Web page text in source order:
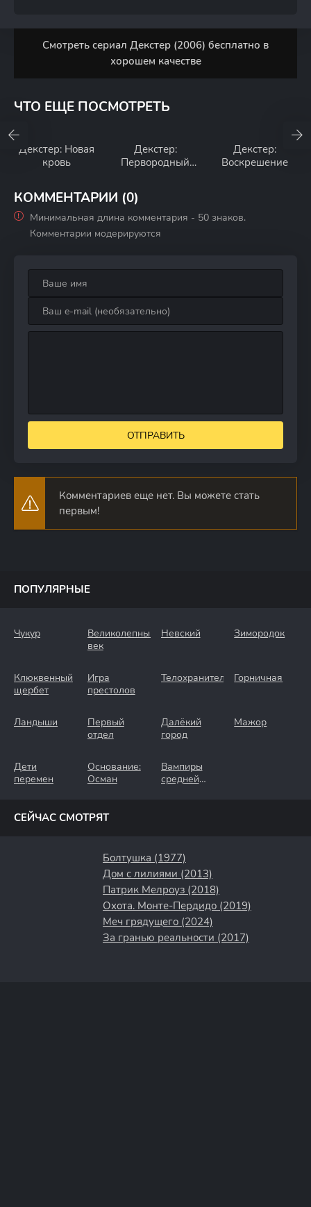
Смотреть сериал Декстер (2006) бесплатно в
хорошем качестве
ЧТО ЕЩЕ ПОСМОТРЕТЬ
Декстер: Новая
кровь
Декстер:
Первородный
Декстер:
Воскрешение
КОММЕНТАРИИ (0)
Минимальная длина комментария - 50 знаков.
Комментарии модерируются
ОТПРАВИТЬ
Комментариев еще нет. Вы можете стать
первым!
ПОПУЛЯРНЫЕ
Чукур
Великолепный
век
Невский Зимородок
Клюквенный
щербет
Игра
престолов
Телохранители Горничная
Ландыши
Первый
отдел
Далёкий
город
Мажор
Дети
перемен
Основание:
Осман
Вампиры
средней
СЕЙЧАС СМОТРЯТ
Болтушка (1977)
Дом с лилиями (2013)
Патрик Мелроуз (2018)
Охота. Монте-Пердидо (2019)
Меч грядущего (2024)
За гранью реальности (2017)